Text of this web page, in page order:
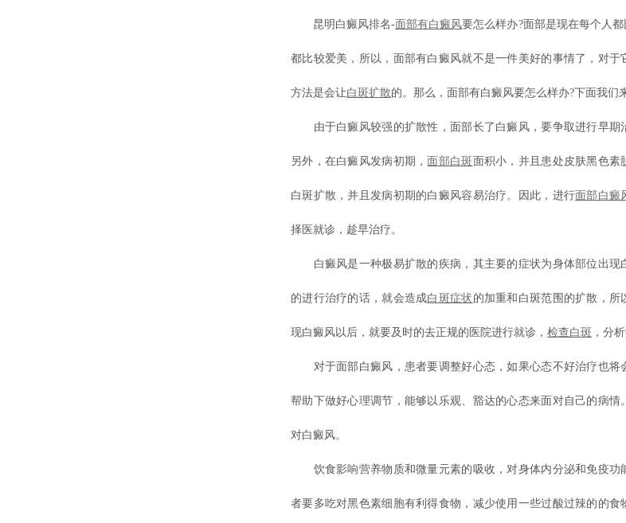
昆明白癜风排名-面部有白癜风要怎么样办?面部是现在每个人
都比较爱美，所以，面部有白癜风就不是一件美好的事情了，对
方法是会让白斑扩散的。那么，面部有白癜风要怎么样办?下面我们
由于白癜风较强的扩散性，面部长了白癜风，要争取进行早期
另外，在白癜风发病初期， 面部白斑 面积小，并且患处皮肤黑色素
白斑扩散，并且发病初期的白癜风容易治疗。因此，进行面部白癜
择医就诊，趁早治疗。
白癜风是一种极易扩散的疾病，其主要的症状为身体部位出现
的进行治疗的话，就会造成白斑症状 的加重和白斑范围的扩散，所
现白癜风以后，就要及时的去正规的医院进行就诊， 检查白斑 ，分
对于面部白癜风，患者要调整好心态，如果心态不好治疗也将
帮助下做好心理调节，能够以乐观、豁达的心态来面对自己的病情
对白癜风。
饮食影响营养物质和微量元素的吸收，对身体内分泌和免疫功
者要多吃对黑色素细胞有利得食物，减少使用一些过酸过辣的的食